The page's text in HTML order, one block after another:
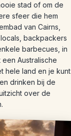
stad of om de
sfeer die hem
van Cairns,
backpackers
barbecues, in
Australische
hele land en je kunt
drinken bij de
over de